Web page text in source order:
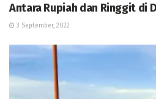
Antara Rupiah dan Ringgit di
3 September, 2022